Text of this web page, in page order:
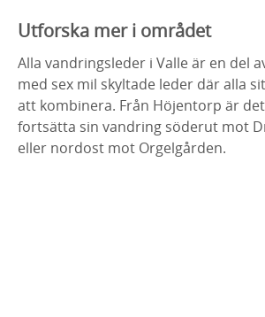
Utforska mer i området
Alla vandringsleder i Valle är en del
med sex mil skyltade leder där alla
att kombinera. Från Höjentorp är
fortsätta sin vandring söderut mot
eller nordost mot Orgelgården.